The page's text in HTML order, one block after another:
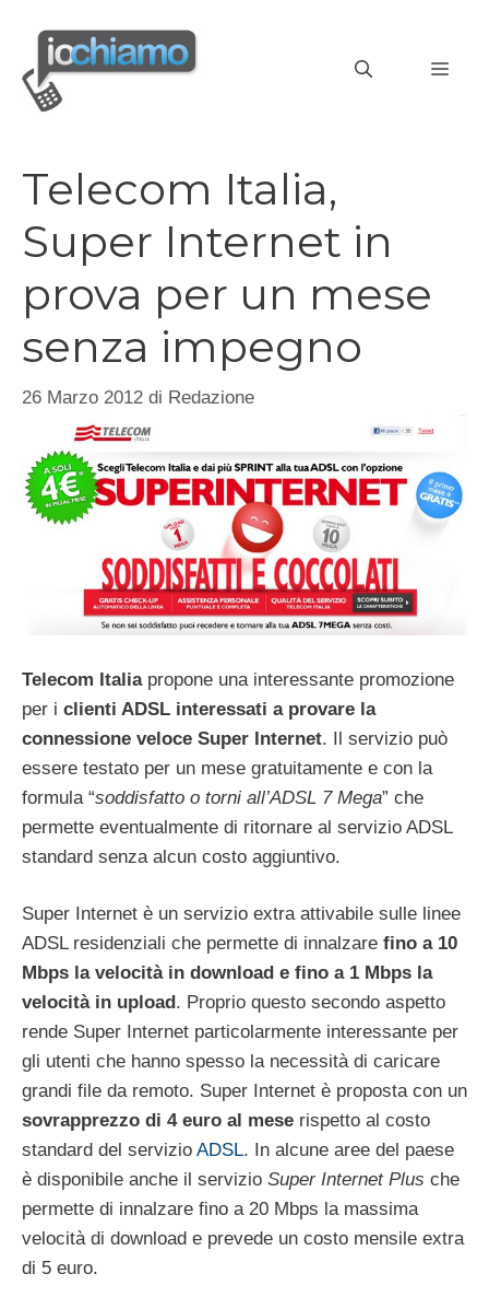
contenuto
Telecom Italia,
Super Internet in
prova per un mese
senza impegno
26 Marzo 2012 di Redazione
Telecom Italiapropone una interessante promozione
per i clienti ADSL interessati a provare la
connessione veloce Super Internet. Il servizio può
essere testato per un mese gratuitamente e con la
formula “soddisfatto o torni all’ADSL 7 Mega” che
permette eventualmente di ritornare al servizio ADSL
standard senza alcun costo aggiuntivo.
Super Internet è un servizio extra attivabile sulle linee
ADSL residenziali che permette di innalzare fino a 10
Mbps la velocità in download e fino a 1 Mbps la
velocità in upload . Proprio questo secondo aspetto
rende Super Internet particolarmente interessante per
gli utenti che hanno spesso la necessità di caricare
grandi file da remoto. Super Internet è proposta con un
sovrapprezzo di 4 euro al mese rispetto al costo
standard del servizio ADSL. In alcune aree del paese
è disponibile anche il servizio Super Internet Plus che
permette di innalzare fino a 20 Mbps la massima
velocità di download e prevede un costo mensile extra
di 5 euro.